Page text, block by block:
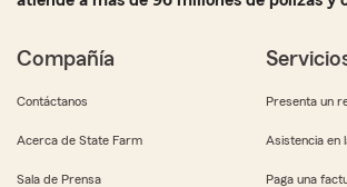
Compañía
Contáctanos
Acerca de State Farm
Sala de Prensa
Presenta un
Asistencia en
Paga una